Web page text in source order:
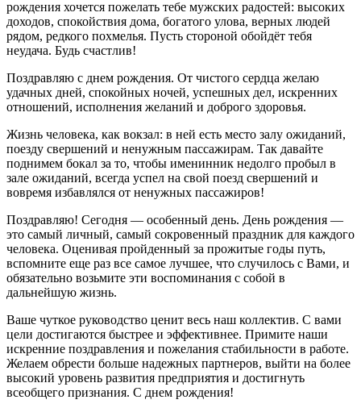
рождения хочется пожелать тебе мужских радостей: высоких
доходов, спокойствия дома, богатого улова, верных людей
рядом, редкого похмелья. Пусть стороной обойдёт тебя
неудача. Будь счастлив!
Поздравляю с днем рождения. От чистого сердца желаю
удачных дней, спокойных ночей, успешных дел, искренних
отношений, исполнения желаний и доброго здоровья.
Жизнь человека, как вокзал: в ней есть место залу ожиданий,
поезду свершений и ненужным пассажирам. Так давайте
поднимем бокал за то, чтобы именинник недолго пробыл в
зале ожиданий, всегда успел на свой поезд свершений и
вовремя избавлялся от ненужных пассажиров!
Поздравляю! Сегодня — особенный день. День рождения —
это самый личный, самый сокровенный праздник для каждого
человека. Оценивая пройденный за прожитые годы путь,
вспомните еще раз все самое лучшее, что случилось с Вами, и
обязательно возьмите эти воспоминания с собой в
дальнейшую жизнь.
Ваше чуткое руководство ценит весь наш коллектив. С вами
цели достигаются быстрее и эффективнее. Примите наши
искренние поздравления и пожелания стабильности в работе.
Желаем обрести больше надежных партнеров, выйти на более
высокий уровень развития предприятия и достигнуть
всеобщего признания. С днем рождения!